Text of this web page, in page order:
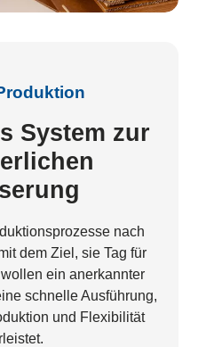
System zur
nach
dem Ziel, sie Tag für
ein anerkannter
schnelle Ausführung,
und Flexibilität